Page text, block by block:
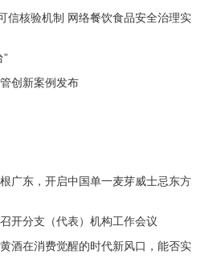
信核验机制 网络餐饮食品安全治理实
”
创新案例发布
广东，开启中国单一麦芽威士忌东方
开分支（代表）机构工作会议
酒在消费觉醒的时代新风口，能否实